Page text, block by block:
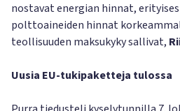
nostavat energian hinnat,
polttoaineiden hinnat
teollisuuden maksukyky sallivat,
Uusia EU-tukipaketteja tulossa